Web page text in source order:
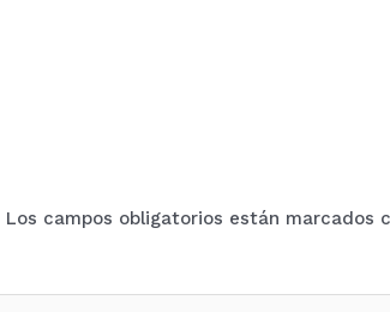
Los campos obligatorios están marcados